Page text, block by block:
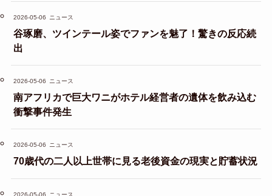
2026-05-06 ニュース
谷琢磨、ツインテール姿でファンを魅了！驚きの反応続
出
2026-05-06 ニュース
南アフリカで巨大ワニがホテル経営者の遺体を飲み込む
衝撃事件発生
2026-05-06 ニュース
70歳代の二人以上世帯に見る老後資金の現実と貯蓄状況
2026-05-06 ニュース